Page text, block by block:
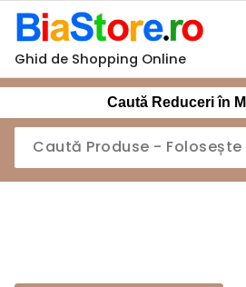
Sari
conținut
Ghid de Shopping Online
Caută Reduceri în